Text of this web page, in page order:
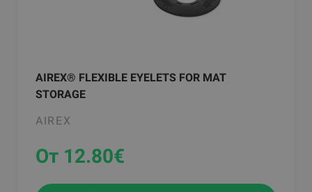
AIREX® FLEXIBLE EYELETS FOR MAT
STORAGE
AIREX
От 12.80€